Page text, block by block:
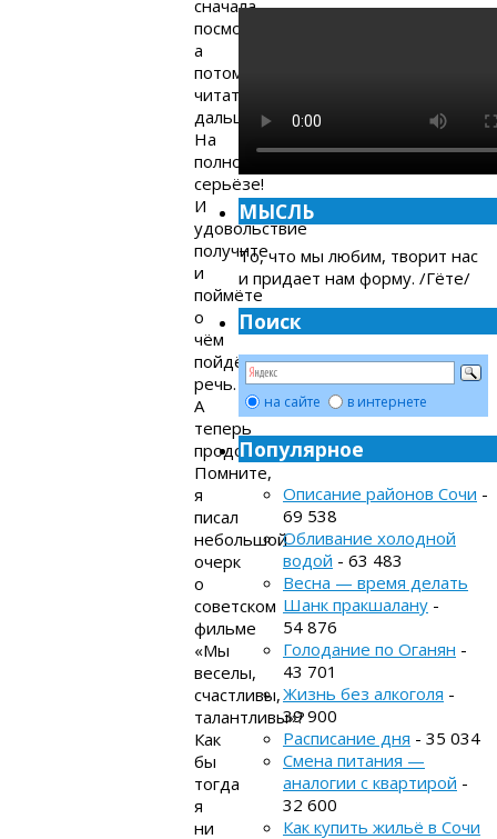
сначала
посмотреть,
а
потом
читать
дальше.
На
полном
серьёзе!
И
удовольствие
получите
и
поймёте
о
чём
пойдёт
речь.
А
теперь
продолжим.
Помните,
я
писал
небольшой
очерк
о
советском
фильме
«Мы
веселы,
счастливы,
талантливы»?
Как
бы
тогда
я
ни
МЫСЛЬ
То, что мы любим, творит нас
и придает нам форму. /Гёте/
Поиск
на сайте в интернете
Популярное
Описание районов Сочи -
69 538
Обливание холодной
водой - 63 483
Весна — время делать
Шанк пракшалану -
54 876
Голодание по Оганян -
43 701
Жизнь без алкоголя -
39 900
Расписание дня - 35 034
Смена питания —
аналогии с квартирой -
32 600
Как купить жильё в Сочи